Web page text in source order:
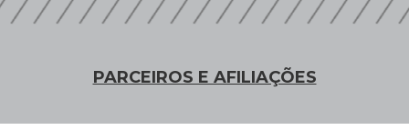
PARCEIROS E AFILIAÇÕES